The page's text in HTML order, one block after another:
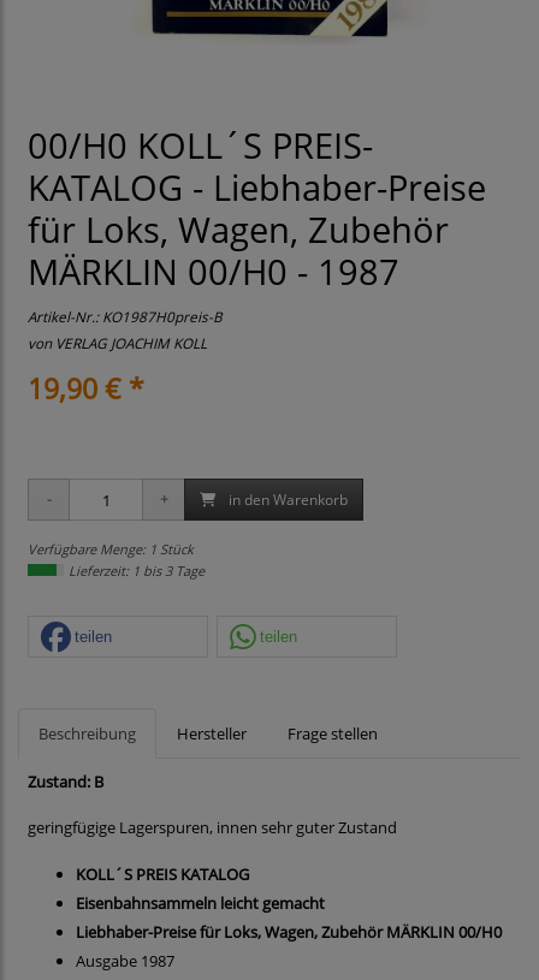
00/H0 KOLL´S PREIS-
KATALOG - Liebhaber-Preise
für Loks, Wagen, Zubehör
MÄRKLIN 00/H0 - 1987
Artikel-Nr.:KO1987H0preis-B
von VERLAG JOACHIM KOLL
19,90 € *
in den Warenkorb
Verfügbare Menge: 1 Stück
Lieferzeit: 1 bis 3 Tage
teilen teilen
Beschreibung Hersteller Frage stellen
Zustand: B
geringfügige Lagerspuren, innen sehr guter Zustand
KOLL´S PREIS KATALOG
Eisenbahnsammeln leicht gemacht
Liebhaber-Preise für Loks, Wagen, Zubehör MÄRKLIN 00/H0
Ausgabe 1987